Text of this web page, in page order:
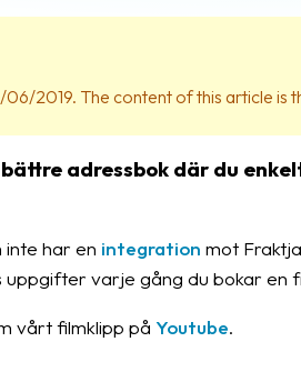
06/2019. The content of this article
adressbok där du
inte har en integration mot
uppgifter varje gång du bokar en
vårt filmklipp på Youtube.